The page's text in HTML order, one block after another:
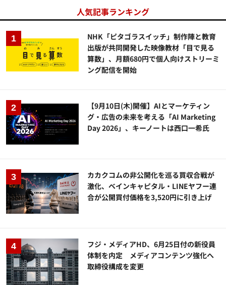
人気記事ランキング
NHK「ピタゴラスイッチ」制作陣と教育
出版が共同開発した映像教材「目で見る
算数」、月額680円で個人向けストリーミ
ング配信を開始
【9月10日(木)開催】AIとマーケティン
グ・広告の未来を考える「AI Marketing
Day 2026」、キーノートは西口一希氏
カカクコムの非公開化を巡る買収合戦が
激化、ベインキャピタル・LINEヤフー連
合が公開買付価格を3,520円に引き上げ
フジ・メディアHD、6月25日付の新役員
体制を内定 メディアコンテンツ強化へ
取締役構成を変更